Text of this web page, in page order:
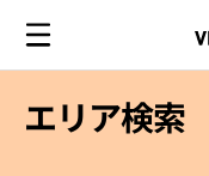
エリア検索